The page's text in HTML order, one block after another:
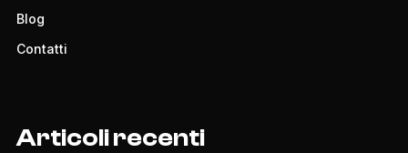
Blog
Contatti
Articoli recenti